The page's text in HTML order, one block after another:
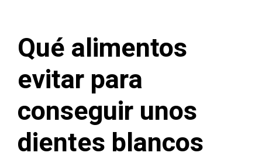
Qué alimentos
evitar para
conseguir unos
dientes blancos